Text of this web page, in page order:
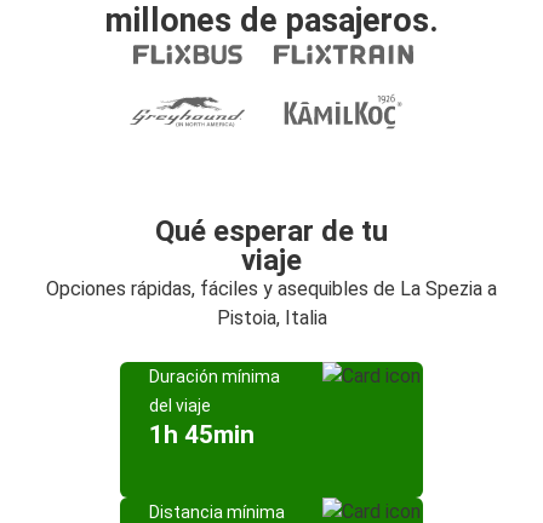
millones de pasajeros.
Qué esperar de tu
viaje
Opciones rápidas, fáciles y asequibles de La Spezia a
Pistoia, Italia
Duración mínima
del viaje
1h 45min
Distancia mínima